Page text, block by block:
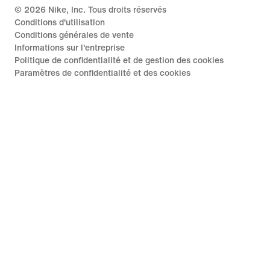
© 2026 Nike, Inc. Tous droits réservés
Conditions d'utilisation
Conditions générales de vente
Informations sur l'entreprise
Politique de confidentialité et de gestion des cookies
Paramètres de confidentialité et des cookies